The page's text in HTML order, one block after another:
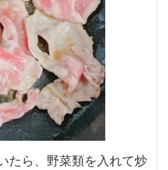
たら、野菜類を入れて炒